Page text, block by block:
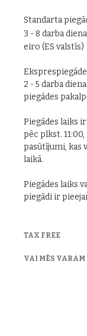
Standarta
3 - 8 darba
eiro (ES valstīs)
2 - 5 darba
piegādes
Piegādes laiks
pēc plkst.
pasūtījumi, kas
laikā.
Piegādes laiks
piegādi ir
TAX FREE
VAI MĒS VARAM